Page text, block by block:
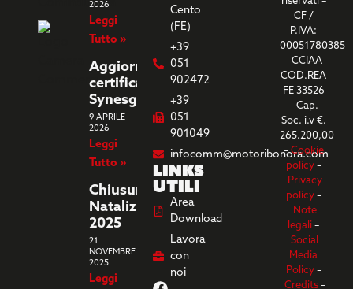
2026
Leggi
Tutto »
Aggiornamento
certificazione
Synesgy
9 APRILE
2026
Leggi
Tutto »
Chiusura
Natalizia
2025
21
NOVEMBRE
2025
Leggi
Cento
(FE)
+39
051
902472
+39
051
901049
infocomm@motoribonora.com
Links
utili
Area
Download
Lavora
con
noi
CF /
P.IVA:
00051780385
– CCIAA
COD.REA
FE 33526
– Cap.
Soc. i.v €.
265.200,00
–Cookie
policy–
Privacy
policy–
Note
legali –
Social
Media
Policy–
Credits–